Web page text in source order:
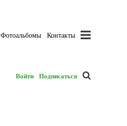
Фотоальбомы Контакты
Войти Подписаться